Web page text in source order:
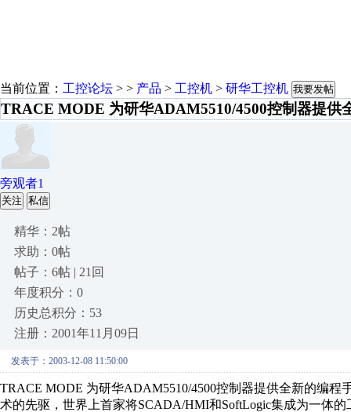
当前位置： 工控论坛 > > 产品 > 工控机 > 研华工控机 我要发帖
TRACE MODE 为研华ADAM5510/4500控制器提供
旁观者1
关注 私信
精华：2帖
求助：0帖
帖子：6帖 | 21回
年度积分：0
历史总积分：53
注册：2001年11月09日
发表于：2003-12-08 11:50:00
TRACE MODE 为研华ADAM5510/4500控制器提供全新的编
术的先驱，世界上首家将SCADA/HMI和SoftLogic集成为一体